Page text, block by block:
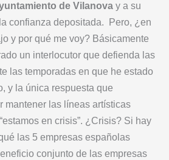
de Vilanova y a su
confianza depositada. Pero, ¿en
y por qué me voy? Básicamente
un interlocutor que defienda las
las temporadas en que he estado
y la única respuesta que
mantener las líneas artísticas
en crisis”. ¿Crisis? Si hay
las 5 empresas españolas
conjunto de las empresas